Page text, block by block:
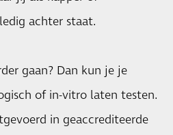
achter staat.
gaan? Dan kun je je
of in-vitro laten testen.
in geaccrediteerde